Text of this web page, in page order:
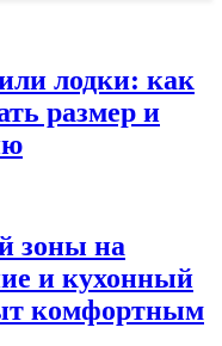
лодки: как
размер и
зоны на
и кухонный
комфортным